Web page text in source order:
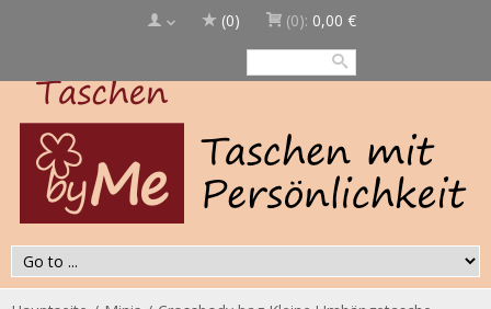
(0) (0): 0,00 €